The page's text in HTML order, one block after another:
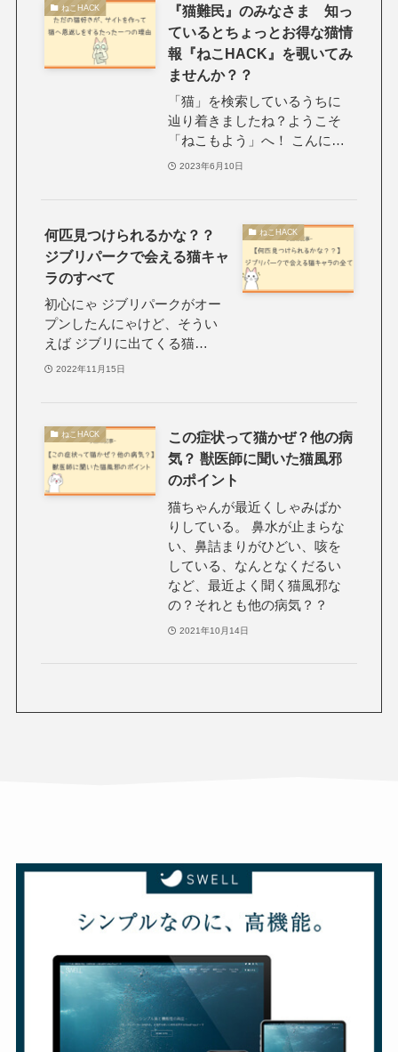
ねこHACK
『猫難民』のみなさま 知っ
ているとちょっとお得な猫情
報『ねこHACK』を覗いてみ
ませんか？？
「猫」を検索しているうちに
辿り着きましたね？ようこそ
「ねこもよう」へ！ こんに…
2023年6月10日
ねこHACK
何匹見つけられるかな？？
ジブリパークで会える猫キャ
ラのすべて
初心にゃ ジブリパークがオー
プンしたんにゃけど、そうい
えば ジブリに出てくる猫…
2022年11月15日
ねこHACK
この症状って猫かぜ？他の病
気？ 獣医師に聞いた猫風邪
のポイント
猫ちゃんが最近くしゃみばか
りしている。 鼻水が止まらな
い、鼻詰まりがひどい、咳を
している、なんとなくだるい
など、最近よく聞く猫風邪な
の？それとも他の病気？？
2021年10月14日